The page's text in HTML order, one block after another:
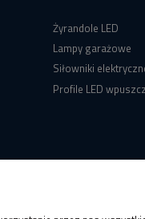
Żyrandole LED
Lampy garażowe
Siłowniki
Profile LED